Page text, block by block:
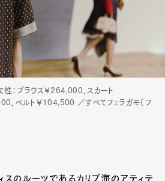
：ブラウス￥264,000、スカート
、ベルト￥104,500 ／すべてフェラガモ（フ
スのルーツであるカリブ海のアティテ